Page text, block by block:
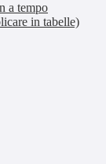
a tempo
in tabelle)